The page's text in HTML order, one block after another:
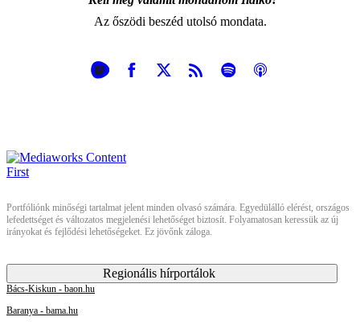
Az őszödi beszéd utolsó mondata.
Portfóliónk minőségi tartalmat jelent minden olvasó számára. Egyedülálló elérést, országos
lefedettséget és változatos megjelenési lehetőséget biztosít. Folyamatosan keressük az új
irányokat és fejlődési lehetőségeket. Ez jövőnk záloga.
Regionális hírportálok
Bács-Kiskun - baon.hu
Baranya - bama.hu